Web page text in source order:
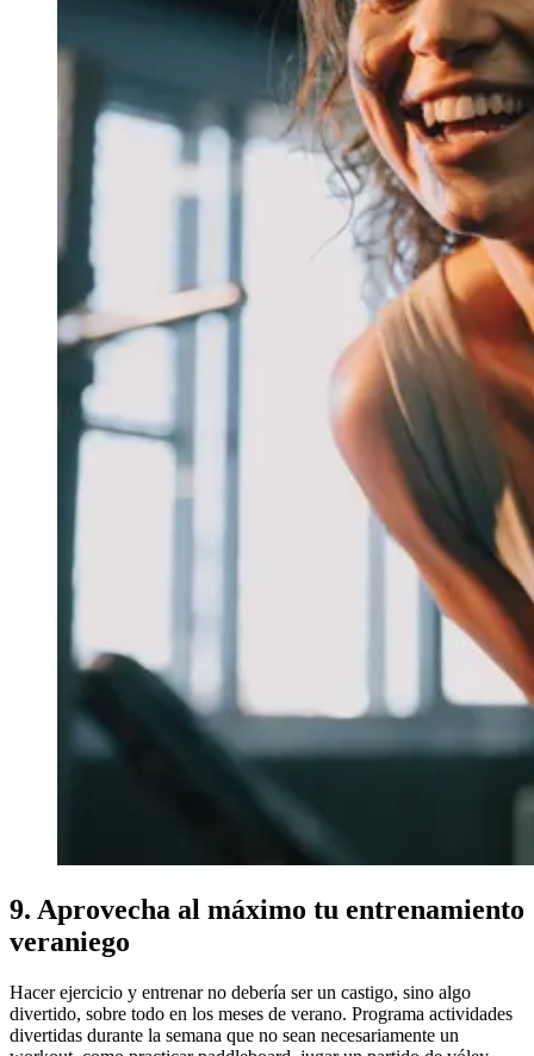
9. Aprovecha al máximo tu entrenamiento
veraniego
Hacer ejercicio y entrenar no debería ser un castigo, sino algo
divertido, sobre todo en los meses de verano. Programa actividades
divertidas durante la semana que no sean necesariamente un